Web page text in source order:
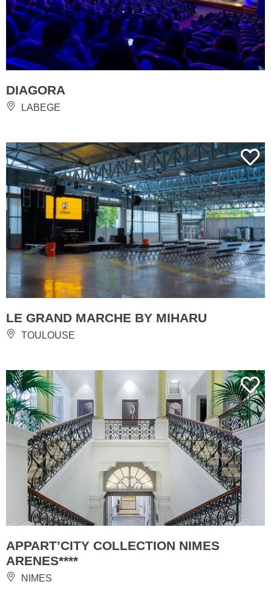
DIAGORA
LABEGE
LE GRAND MARCHE BY MIHARU
TOULOUSE
APPART’CITY COLLECTION NIMES
ARENES****
NIMES